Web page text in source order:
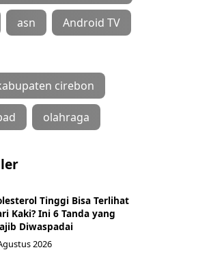
asn Android TV
cirebon
olahraga
Tinggi Bisa Terlihat
Kaki? Ini 6 Tanda yang
Diwaspadai
2026